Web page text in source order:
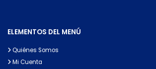
ELEMENTOS DEL MENÚ
Quiénes Somos
Mi Cuenta